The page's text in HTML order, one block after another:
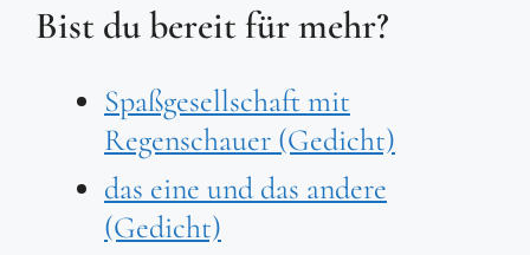
Bist du bereit für mehr?
Spaßgesellschaft mit
Regenschauer (Gedicht)
das eine und das andere
(Gedicht)